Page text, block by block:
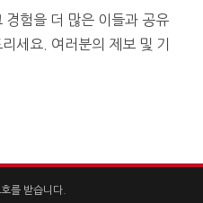
경험을 더 많은 이들과 공유
세요. 여러분의 제보 및 기
를 받습니다.